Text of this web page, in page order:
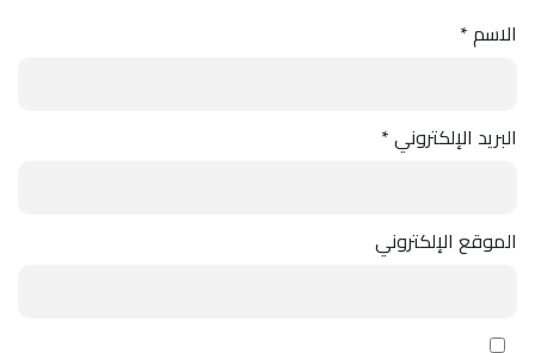
الاسم*
البريد الإلكتروني*
الموقع الإلكتروني